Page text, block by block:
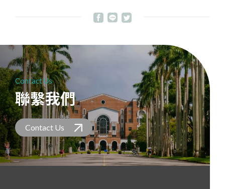
Contact Us
聯繫我們
Contact Us